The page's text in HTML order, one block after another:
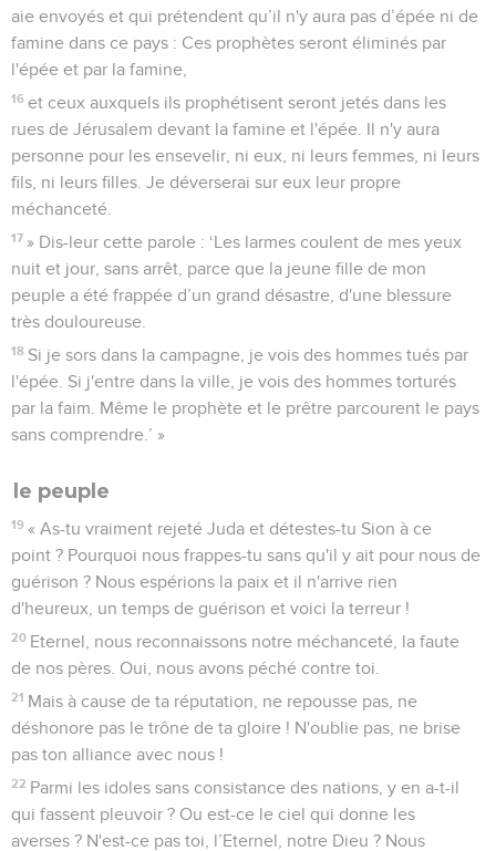
aie envoyés et qui prétendent qu’il n'y aura pas d’épée ni de
famine dans ce pays : Ces prophètes seront éliminés par
l'épée et par la famine,
16 et ceux auxquels ils prophétisent seront jetés dans les
rues de Jérusalem devant la famine et l'épée. Il n'y aura
personne pour les ensevelir, ni eux, ni leurs femmes, ni leurs
fils, ni leurs filles. Je déverserai sur eux leur propre
méchanceté.
17 » Dis-leur cette parole : ‘Les larmes coulent de mes yeux
nuit et jour, sans arrêt, parce que la jeune fille de mon
peuple a été frappée d’un grand désastre, d'une blessure
très douloureuse.
18 Si je sors dans la campagne, je vois des hommes tués par
l'épée. Si j'entre dans la ville, je vois des hommes torturés
par la faim. Même le prophète et le prêtre parcourent le pays
sans comprendre.’ »
le peuple
19 « As-tu vraiment rejeté Juda et détestes-tu Sion à ce
point ? Pourquoi nous frappes-tu sans qu'il y ait pour nous de
guérison ? Nous espérions la paix et il n'arrive rien
d'heureux, un temps de guérison et voici la terreur !
20 Eternel, nous reconnaissons notre méchanceté, la faute
de nos pères. Oui, nous avons péché contre toi.
21 Mais à cause de ta réputation, ne repousse pas, ne
déshonore pas le trône de ta gloire ! N'oublie pas, ne brise
pas ton alliance avec nous !
22 Parmi les idoles sans consistance des nations, y en a-t-il
qui fassent pleuvoir ? Ou est-ce le ciel qui donne les
averses ? N'est-ce pas toi, l’Eternel, notre Dieu ? Nous